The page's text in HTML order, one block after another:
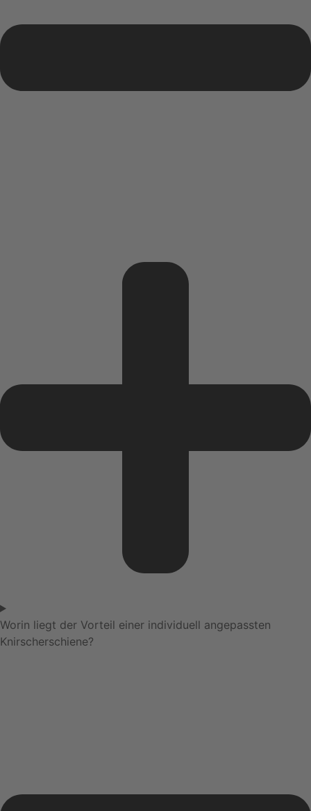
Worin liegt der Vorteil einer individuell angepassten
Knirscherschiene?